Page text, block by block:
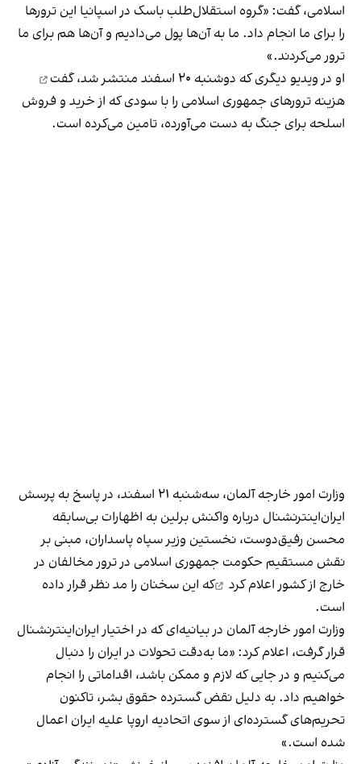
اسلامی، گفت: «گروه استقلال‌طلب باسک در اسپانیا این ترورها
را برای ما انجام داد. ما به آن‌ها پول می‌دادیم و آن‌ها هم برای ما
ترور می‌کردند.»
او در ویدیو دیگری که دوشنبه ۲۰ اسفند منتشر شد،
گفت
هزینه ترورهای جمهوری اسلامی را با سودی که از خرید و فروش
اسلحه برای جنگ به دست می‌آورده، تامین می‌کرده است.
وزارت امور خارجه آلمان، سه‌شنبه ۲۱ اسفند، در پاسخ به پرسش
ایران‌اینترنشنال درباره واکنش برلین به اظهارات بی‌سابقه
محسن رفیق‌دوست، نخستین وزیر سپاه پاسداران، مبنی بر
نقش مستقیم حکومت جمهوری اسلامی در ترور مخالفان در
خارج از کشوراعلام کرد
که این سخنان را مد نظر قرار داده
است.
وزارت امور خارجه آلمان در بیانیه‌ای که در اختیار ایران‌اینترنشنال
قرار گرفت، اعلام کرد: «ما به‌دقت تحولات در ایران را دنبال
می‌کنیم و در جایی که لازم و ممکن باشد، اقداماتی را انجام
خواهیم داد. به دلیل نقض گسترده حقوق بشر، تاکنون
تحریم‌های گسترده‌ای از سوی اتحادیه اروپا علیه ایران اعمال
شده است.»